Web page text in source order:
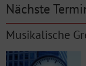
Nächste
Musikalische